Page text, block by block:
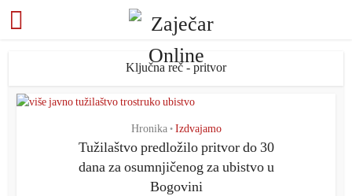
Ključna reč - pritvor
Hronika • Izdvajamo
Tužilaštvo predložilo pritvor do 30
dana za osumnjičenog za ubistvo u
Bogovini